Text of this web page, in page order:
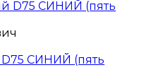
D75 СИНИЙ (пять